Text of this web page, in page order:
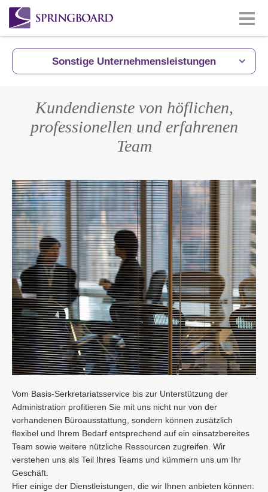
Sonstige Unternehmensleistungen
Kundendienste von höflichen,
professionellen und erfahrenen
Team
Vom Basis-Serkretariatsservice bis zur Unterstützung der
Administration profitieren Sie mit uns nicht nur von der
vorhandenen Büroausstattung, sondern können zusätzlich
flexibel und Ihrem Bedarf entsprechend auf ein einsatzbereites
Team sowie weitere nützliche Ressourcen zugreifen. Wir
verstehen uns als Teil Ihres Teams und kümmern uns um Ihr
Geschäft.
Hier einige der Dienstleistungen, die wir Ihnen anbieten können: